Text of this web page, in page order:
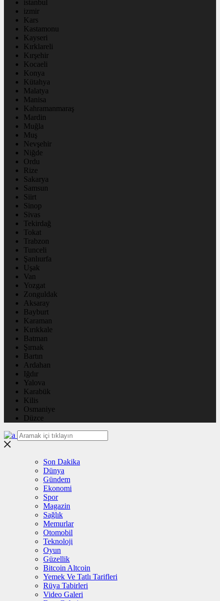
istanbul
izmir
Kars
Kastamonu
Kayseri
Kırklareli
Kırşehir
Kocaeli
Konya
Kütahya
Malatya
Manisa
Kahramanmaraş
Mardin
Muğla
Muş
Nevşehir
Niğde
Ordu
Rize
Sakarya
Samsun
Siirt
Sinop
Sivas
Tekirdağ
Tokat
Trabzon
Tunceli
Şanlıurfa
Uşak
Van
Yozgat
Zonguldak
Aksaray
Bayburt
Karaman
Kırıkkale
Batman
Şırnak
Bartın
Ardahan
Iğdır
Yalova
Karabük
Kilis
Osmaniye
Düzce
Son Dakika
Dünya
Gündem
Ekonomi
Spor
Magazin
Sağlık
Memurlar
Otomobil
Teknoloji
Oyun
Güzellik
Bitcoin Altcoin
Yemek Ve Tatlı Tarifleri
Rüya Tabirleri
Video Galeri